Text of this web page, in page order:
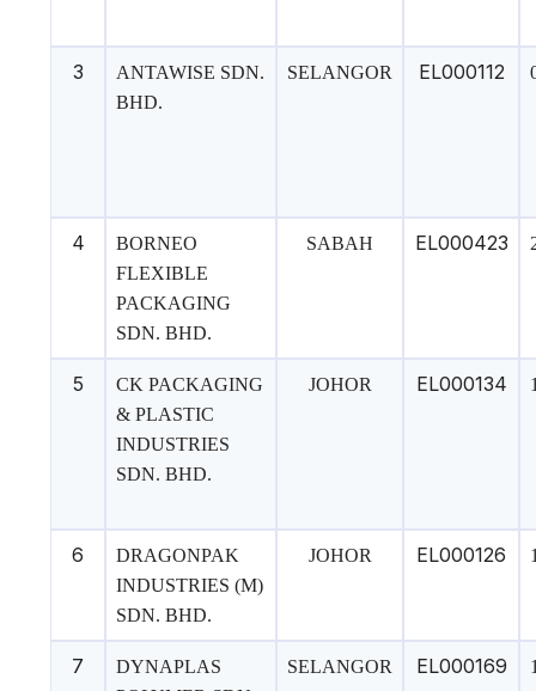
3
ANTAWISE SDN.
BHD.
SELANGOR EL000112
4
BORNEO
FLEXIBLE
PACKAGING
SDN. BHD.
SABAH EL000423
5
CK PACKAGING
& PLASTIC
INDUSTRIES
SDN. BHD.
JOHOR EL000134
6
DRAGONPAK
INDUSTRIES (M)
SDN. BHD.
JOHOR EL000126
7
DYNAPLAS
SELANGOR EL000169